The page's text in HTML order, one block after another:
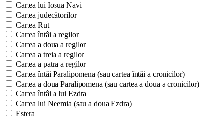
Cartea lui Iosua Navi
Cartea judecătorilor
Cartea Rut
Cartea întâi a regilor
Cartea a doua a regilor
Cartea a treia a regilor
Cartea a patra a regilor
Cartea întâi Paralipomena (sau cartea întâi a cronicilor)
Cartea a doua Paralipomena (sau cartea a doua a cronicilor)
Cartea întâi a lui Ezdra
Cartea lui Neemia (sau a doua Ezdra)
Estera